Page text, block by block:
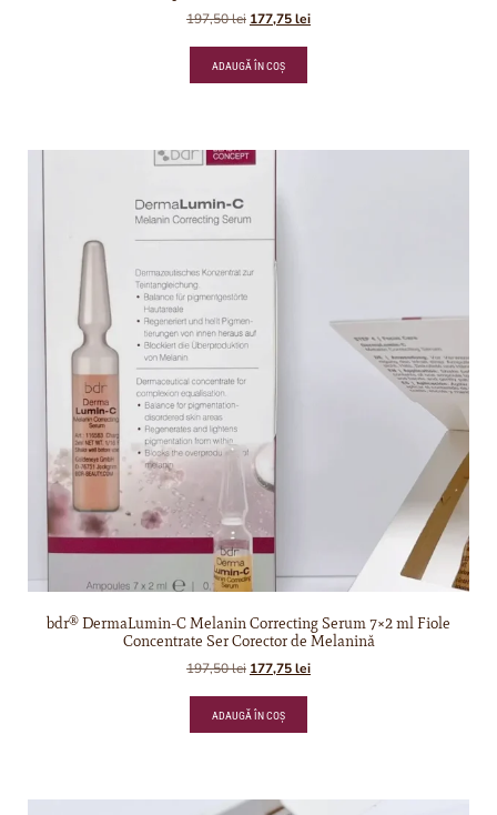
197,50lei 177,75lei
ADAUGĂ ÎN COȘ
bdr® DermaLumin-C Melanin Correcting Serum 7×2 ml Fiole
Concentrate Ser Corector de Melanină
197,50lei 177,75lei
ADAUGĂ ÎN COȘ